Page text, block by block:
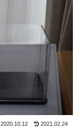
2020.10.12 2021.02.24